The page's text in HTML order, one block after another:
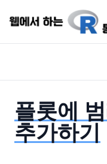
플롯에
추가하기